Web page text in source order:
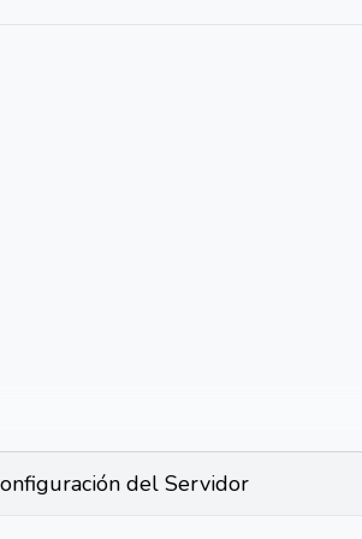
del Servidor